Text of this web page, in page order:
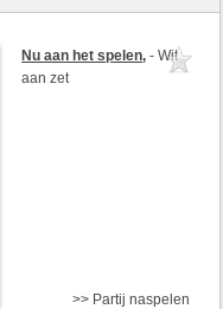
Nu aan het spelen,- Wit
aan zet
>> Partij naspelen